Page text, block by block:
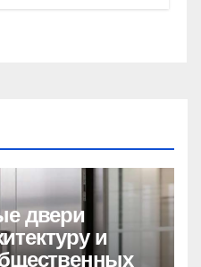
двери
и